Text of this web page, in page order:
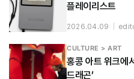
플레이리스트
2026.04.09
CULTURE > ART
홍콩 아트 위크에
드래곤’